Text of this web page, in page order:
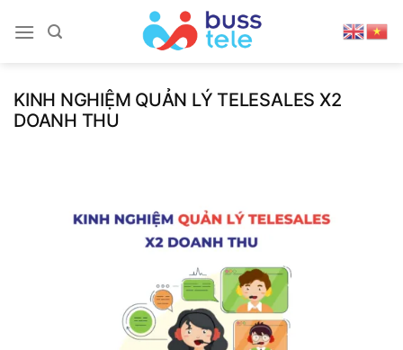
KINH NGHIỆM QUẢN LÝ TELESALES X2
DOANH THU